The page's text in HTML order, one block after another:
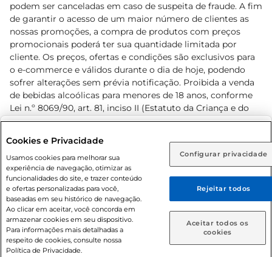
Rio de Janeiro (RJ) Goiás (GO)
Ou
Caso queira comprar online, informe como deseja receber
suas compras:
Entrega em casa Retire em Loja
podem ser canceladas em caso de suspeita de fraude. A fim
de garantir o acesso de um maior número de clientes as
nossas promoções, a compra de produtos com preços
promocionais poderá ter sua quantidade limitada por
cliente. Os preços, ofertas e condições são exclusivos para
o e-commerce e válidos durante o dia de hoje, podendo
sofrer alterações sem prévia notificação. Proibida a venda
de bebidas alcoólicas para menores de 18 anos, conforme
Lei n.º 8069/90, art. 81, inciso II (Estatuto da Criança e do
Adolescente). Preços e condições exclusivos para o
prévio. O valor mínimo para as compras on-line é de R$
80,00.
© 2026 Copyright. Todos os direitos
reservados Prezunic.
Cookies e Privacidade
Usamos cookies para melhorar sua
experiência de navegação, otimizar as
funcionalidades do site, e trazer conteúdo
e ofertas personalizadas para você,
baseadas em seu histórico de navegação.
Ao clicar em aceitar, você concorda em
armazenar cookies em seu dispositivo.
Para informações mais detalhadas a
respeito de cookies, consulte nossa
Política de Privacidade.
Configurar privacidade
Rejeitar todos
Aceitar todos os
cookies